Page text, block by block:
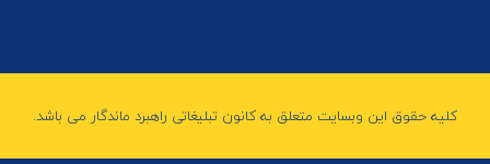
کلیه حقوق این وبسایت متعلق به کانون تبلیغاتی راهبرد ماندگار می باشد.